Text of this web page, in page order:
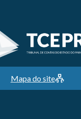
Mapa do site